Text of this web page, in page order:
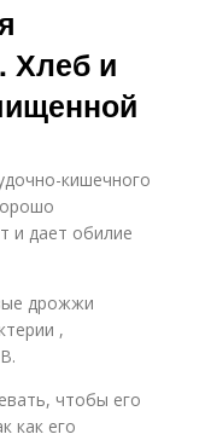
Хлеб и
кишечного
и дает обилие
дрожжи
,
чтобы его
как его